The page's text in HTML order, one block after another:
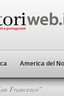
America del
Francesco"